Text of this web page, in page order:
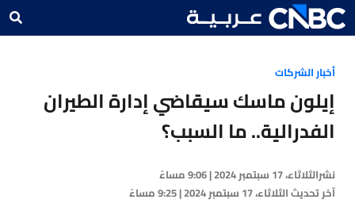
أخبار الشركات
إيلون ماسك سيقاضي إدارة الطيران
الفدرالية.. ما السبب؟
نشرالثلاثاء، 17 سبتمبر 2024 | 9:06 مساءً
آخر تحديثالثلاثاء، 17 سبتمبر 2024 | 9:25 مساءً